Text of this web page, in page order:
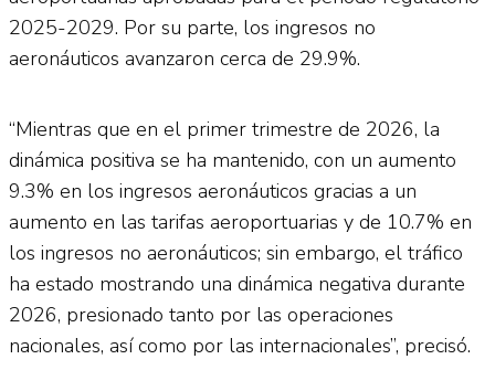
2025-2029. Por su parte, los ingresos no
aeronáuticos avanzaron cerca de 29.9%.
“Mientras que en el primer trimestre de 2026, la
dinámica positiva se ha mantenido, con un aumento
9.3% en los ingresos aeronáuticos gracias a un
aumento en las tarifas aeroportuarias y de 10.7% en
los ingresos no aeronáuticos; sin embargo, el tráfico
ha estado mostrando una dinámica negativa durante
2026, presionado tanto por las operaciones
nacionales, así como por las internacionales”, precisó.